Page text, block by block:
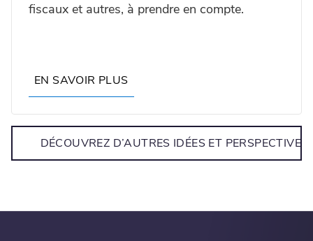
fiscaux et autres, à prendre en compte.
EN SAVOIR PLUS
DÉCOUVREZ D’AUTRES IDÉES ET PERSPECTIVES